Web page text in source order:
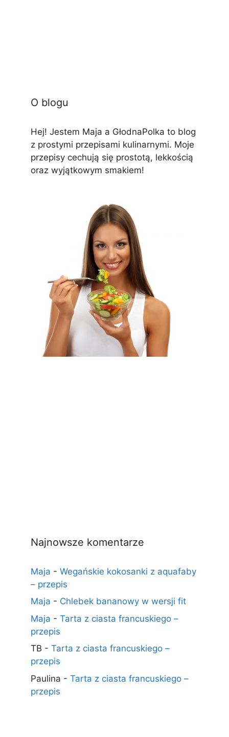
O blogu
Hej! Jestem Maja a GłodnaPolka to blog
z prostymi przepisami kulinarnymi. Moje
przepisy cechują się prostotą, lekkością
oraz wyjątkowym smakiem!
Najnowsze komentarze
Maja - Wegańskie kokosanki z aquafaby
– przepis
Maja - Chlebek bananowy w wersji fit
Maja - Tarta z ciasta francuskiego –
przepis
TB - Tarta z ciasta francuskiego –
przepis
Paulina - Tarta z ciasta francuskiego –
przepis